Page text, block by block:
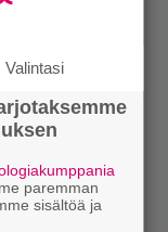
Valintasi
paremman
sisältöä ja